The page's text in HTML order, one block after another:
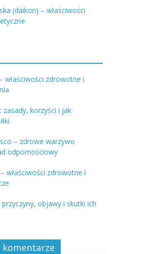
(daikon) – właściwości
właściwości zdrowotne i
zasady, korzyści i jak
– zdrowe warzywo
odpornościowy
właściwości zdrowotne i
objawy i skutki ich
komentarze